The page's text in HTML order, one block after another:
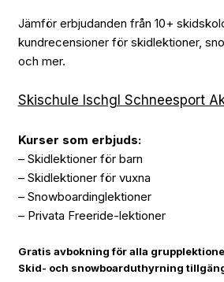
Jämför erbjudanden från 10+
kundrecensioner för skidlektioner,
och mer.
Skischule Ischgl Schneesport
Kurser som erbjuds:
– Skidlektioner för barn
– Skidlektioner för vuxna
– Snowboardinglektioner
– Privata Freeride-lektioner
Gratis avbokning för alla
Skid- och snowboarduthyrning